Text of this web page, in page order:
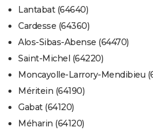
Lantabat (64640)
Cardesse (64360)
Alos-Sibas-Abense (64470)
Saint-Michel (64220)
Moncayolle-Larrory-Mendibieu
Méritein (64190)
Gabat (64120)
Méharin (64120)